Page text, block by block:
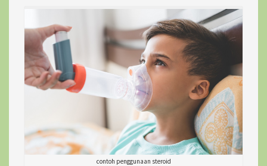
contoh penggunaan steroid